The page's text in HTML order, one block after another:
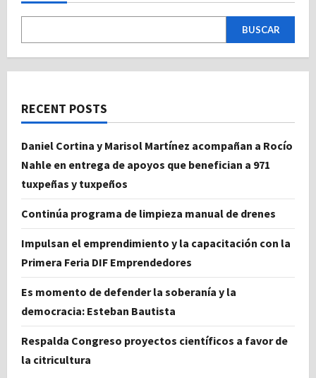
BUSCAR
RECENT POSTS
Daniel Cortina y Marisol Martínez acompañan a Rocío
Nahle en entrega de apoyos que benefician a 971
tuxpeñas y tuxpeños
Continúa programa de limpieza manual de drenes
Impulsan el emprendimiento y la capacitación con la
Primera Feria DIF Emprendedores
Es momento de defender la soberanía y la
democracia: Esteban Bautista
Respalda Congreso proyectos científicos a favor de
la citricultura